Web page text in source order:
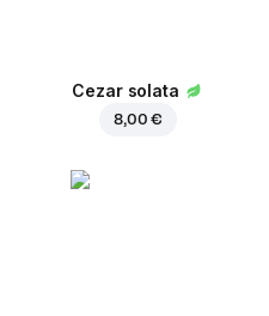
Cezar solata
8,00 €